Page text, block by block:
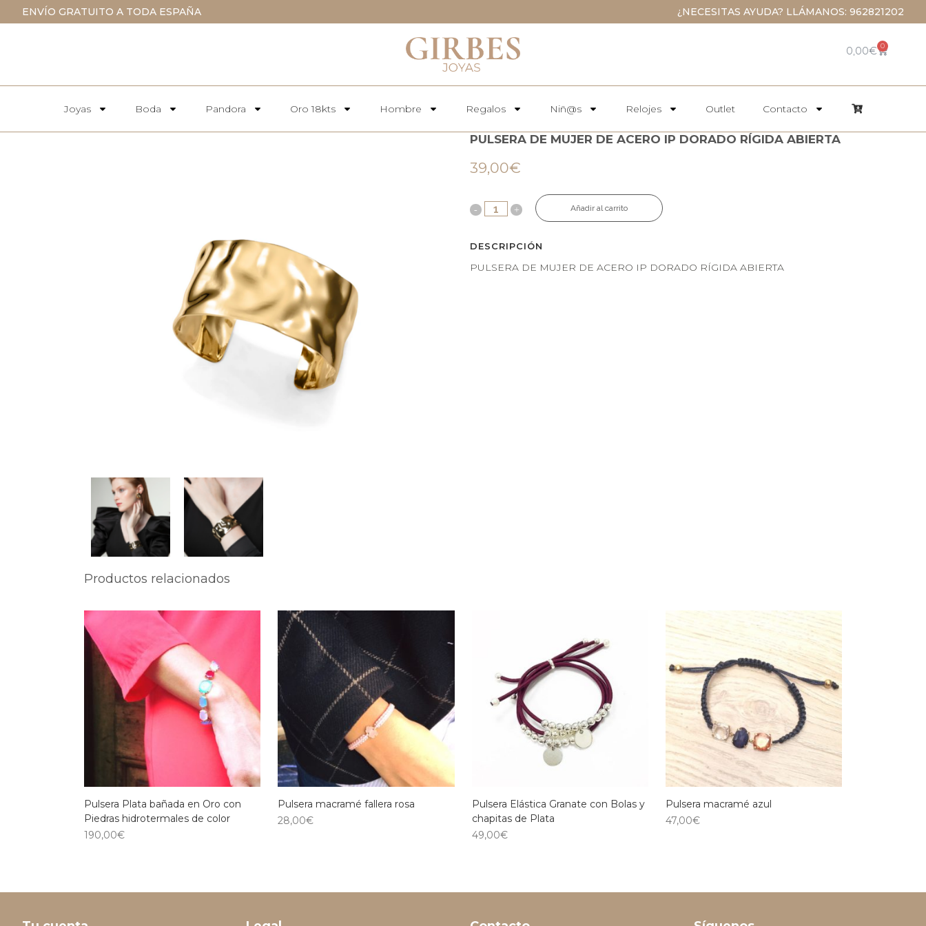
ENVÍO GRATUITO A TODA ESPAÑA ¿NECESITAS AYUDA? LLÁMANOS: 962821202
0,00€ 0
Joyas Boda Pandora Oro 18kts Hombre Regalos Niñ@s Relojes Outlet Contacto
PULSERA DE MUJER DE ACERO IP DORADO RÍGIDA ABIERTA
39,00€
Añadir al carrito
DESCRIPCIÓN
PULSERA DE MUJER DE ACERO IP DORADO RÍGIDA ABIERTA
Productos relacionados
Pulsera Plata bañada en Oro con
Piedras hidrotermales de color
190,00€
Pulsera macramé fallera rosa
28,00€
Pulsera Elástica Granate con Bolas y
chapitas de Plata
49,00€
Pulsera macramé azul
47,00€